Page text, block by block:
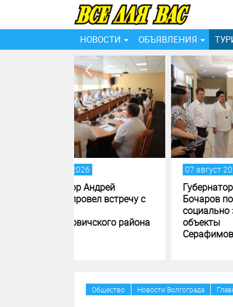
НОВОСТИ ОБЪЯВЛЕНИЯ
07 август 2026
Губернатор Андрей
Бочаров посетил
объекты
Серафимовичского района
Общество Новости Волгограда